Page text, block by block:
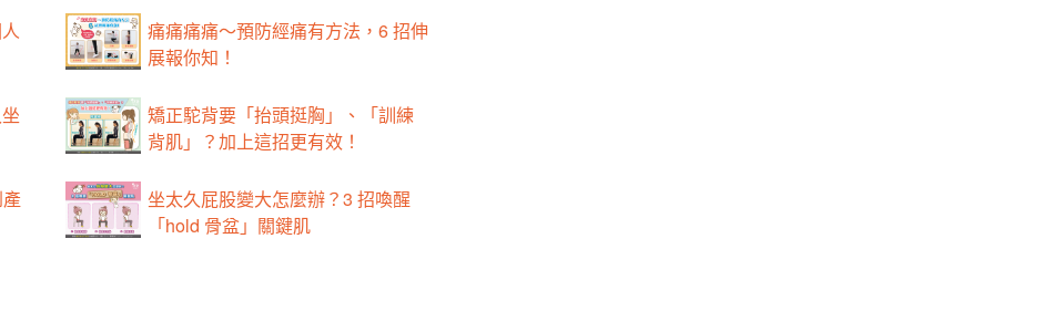
痛痛痛痛～預防經痛有方法，6 招伸
展報你知！
矯正駝背要「抬頭挺胸」、「訓練
背肌」？加上這招更有效！
坐太久屁股變大怎麼辦？3 招喚醒
「hold 骨盆」關鍵肌